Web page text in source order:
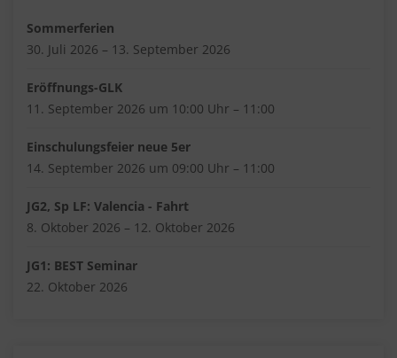
Sommerferien
30. Juli 2026 – 13. September 2026
Eröffnungs-GLK
11. September 2026 um 10:00 Uhr – 11:00
Einschulungsfeier neue 5er
14. September 2026 um 09:00 Uhr – 11:00
JG2, Sp LF: Valencia - Fahrt
8. Oktober 2026 – 12. Oktober 2026
JG1: BEST Seminar
22. Oktober 2026